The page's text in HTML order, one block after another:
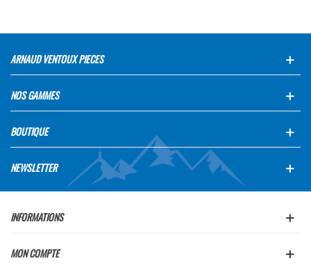
ARNAUD VENTOUX PIECES
NOS GAMMES
BOUTIQUE
NEWSLETTER
INFORMATIONS
MON COMPTE